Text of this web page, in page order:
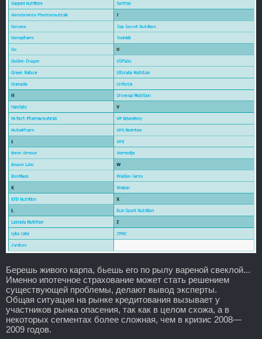
Берешь живого карпа, бьешь его по рылу вареной свеклой...
Именно ипотечное страхование может стать решением
существующей проблемы, делают вывод эксперты.
Общая ситуация на рынке кредитования вызывает у
участников рынка опасения, так как в целом схожа, а в
некоторых сегментах более сложная, чем в кризис 2008—
2009 годов.